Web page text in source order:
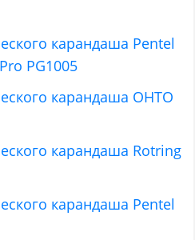
карандаша Pentel
PG1005
карандаша OHTO
карандаша Rotring
карандаша Pentel